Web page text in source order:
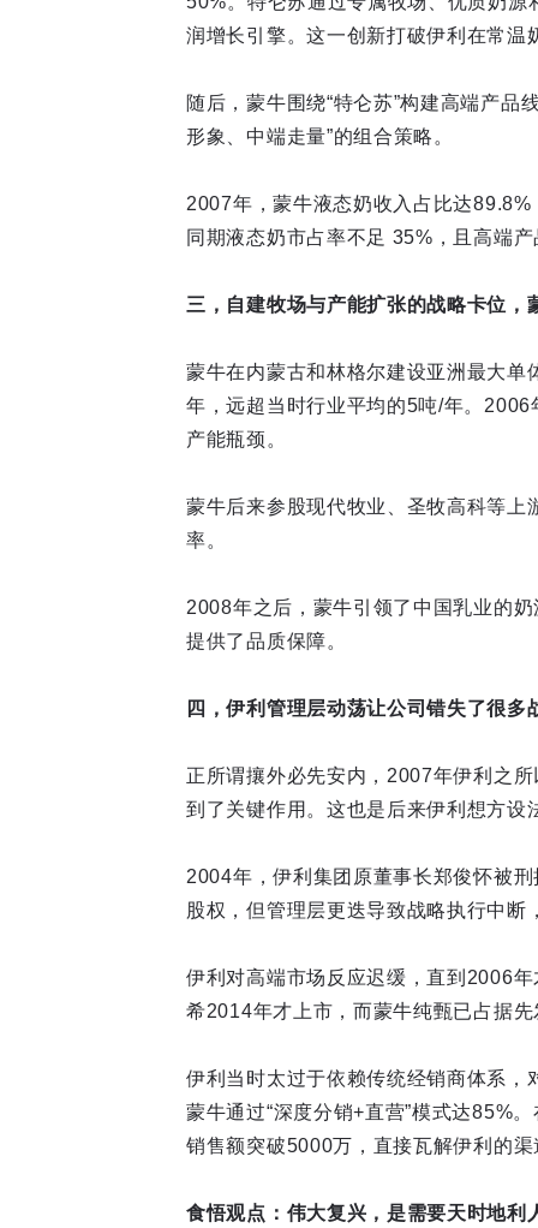
润增长引擎。这一创新打破伊利在常温
随后，蒙牛围绕“特仑苏”构建高端产品
形象、中端走量”的组合策略。
2007年，蒙牛液态奶收入占比达
同期液态奶市占率不足 35%，且高端
三，自建牧场与产能扩张的战略卡位，
蒙牛在内蒙古和林格尔建设亚洲最大
年，远超当时行业平均的5吨/年。
产能瓶颈。
蒙牛后来参股现代牧业、圣牧高科等
率。
2008年之后，蒙牛引领了中国乳业的
提供了品质保障。
四，伊利管理层动荡让公司错失了很多
正所谓攘外必先安内，2007年伊利之
到了关键作用。这也是后来伊利想方设
2004年，伊利集团原董事长郑俊怀被
股权，但管理层更迭导致战略执行中
伊利对高端市场反应迟缓，直到2006
希2014年才上市，而蒙牛纯甄已占据
伊利当时太过于依赖传统经销商体系
蒙牛通过“深度分销+直营”模式达85%
销售额突破5000万，直接瓦解伊利的
食悟观点：伟大复兴，是需要天时地利